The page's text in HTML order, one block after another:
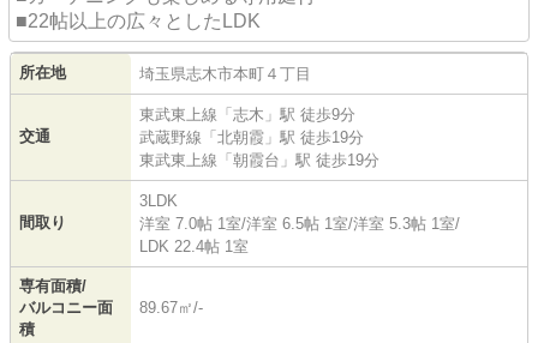
■22帖以上の広々としたLDK
所在地 埼玉県志木市本町 ４丁目
交通
東武東上線 「 志木 」駅 徒歩9分
武蔵野線 「 北朝霞 」駅 徒歩19分
東武東上線 「 朝霞台 」駅 徒歩19分
間取り
3LDK
洋室 7.0帖 1室/洋室 6.5帖 1室/洋室 5.3帖 1室/
LDK 22.4帖 1室
専有面積/
バルコニー面
積
89.67㎡/-